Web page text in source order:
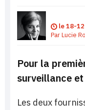
le18-
ParLucie
Pour la
surveillance
Les deux